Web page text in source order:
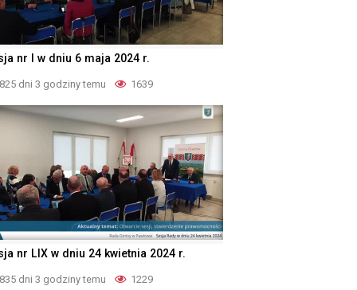
nr I w dniu 6 maja 2024 r.
825 dni 3 godziny temu 1639
nr LIX w dniu 24 kwietnia 2024 r.
835 dni 3 godziny temu 1229